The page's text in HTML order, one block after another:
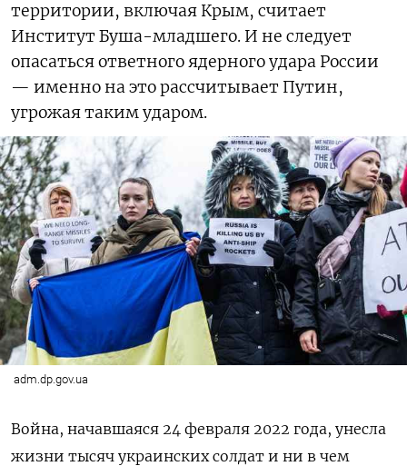
территории, включая Крым, считает
Институт Буша-младшего. И не следует
опасаться ответного ядерного удара России
— именно на это рассчитывает Путин,
угрожая таким ударом.
adm.dp.gov.ua
Война, начавшаяся 24 февраля 2022 года, унесла
жизни тысяч украинских солдат и ни в чем